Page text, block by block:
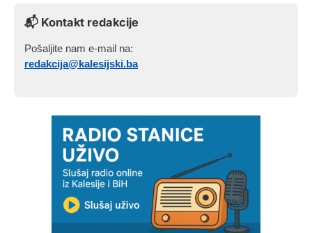
📬 Kontakt redakcije
Pošaljite nam e-mail na:
redakcija@kalesijski.ba